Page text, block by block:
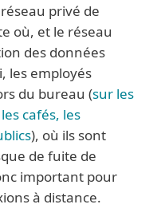
privé de
où, et le réseau
des données
les employés
du bureau (sur les
cafés, les
), où ils sont
de fuite de
important pour
à distance.